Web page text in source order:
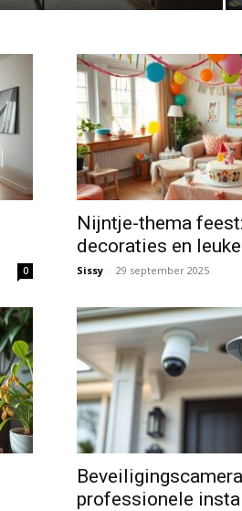
0
Nijntje-thema
decoraties en
Sissy - 29 september 2025
professionele